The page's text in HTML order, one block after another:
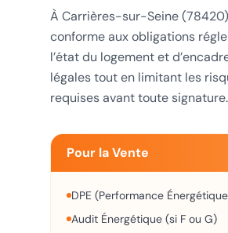
À Carrières-sur-Seine
conforme aux obligations
l’état du logement et
légales tout en limitant les
requises avant toute signature.
Pour la Vente
DPE (Performance
Audit Énergétique (si F ou G)